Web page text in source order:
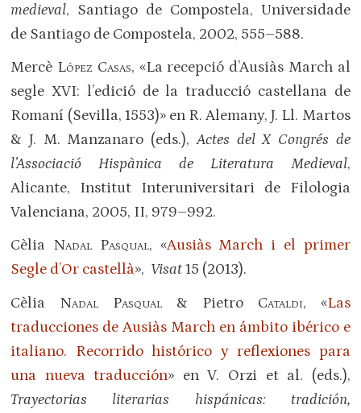
medieval, Santiago de Compostela, Universidade
de Santiago de Compostela, 2002, 555–588.
Mercè López Casas, «La recepció d’Ausiàs March al
segle XVI: l’edició de la traducció castellana de
Romaní (Sevilla, 1553)» en R. Alemany, J. Ll. Martos
& J. M. Manzanaro (eds.),Actes del X Congrés de
l’Associació Hispànica de Literatura Medieval,
Alicante, Institut Interuniversitari de Filologia
Valenciana, 2005, II, 979–992.
Cèlia Nadal Pasqual, «Ausiàs March i el primer
Segle d’Or castellà», Visat15 (2013).
Cèlia Nadal Pasqual & Pietro Cataldi, «Las
traducciones de Ausiàs March en ámbito ibérico e
italiano. Recorrido histórico y reflexiones para
una nueva traducción» en V. Orzi et al. (eds.),
Trayectorias literarias hispánicas: tradición,